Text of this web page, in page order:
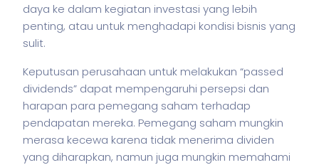
daya ke dalam kegiatan investasi yang lebih
penting, atau untuk menghadapi kondisi bisnis yang
sulit.
Keputusan perusahaan untuk melakukan “passed
dividends” dapat mempengaruhi persepsi dan
harapan para pemegang saham terhadap
pendapatan mereka. Pemegang saham mungkin
merasa kecewa karena tidak menerima dividen
yang diharapkan, namun juga mungkin memahami